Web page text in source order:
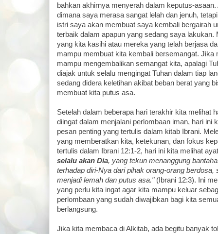
bahkan akhirnya menyerah dalam keputus-
dimana saya merasa sangat lelah dan jenuh,
istri saya akan membuat saya kembali bergairah
terbaik dalam apapun yang sedang saya lakukan.
yang kita kasihi atau mereka yang telah berjasa
mampu membuat kita kembali bersemangat. Jika
mampu mengembalikan semangat kita, apalagi
diajak untuk selalu mengingat Tuhan dalam tiap
sedang didera keletihan akibat beban berat yang
membuat kita putus asa.
Setelah dalam beberapa hari terakhir kita melihat
diingat dalam menjalani perlombaan iman, hari ini
pesan penting yang tertulis dalam kitab Ibrani.
yang memberatkan kita, ketekunan, dan fokus
tertulis dalam Ibrani 12:1-2, hari ini kita melihat
selalu akan Dia, yang tekun menanggung
terhadap diri-Nya dari pihak orang-orang berdosa,
menjadi lemah dan putus asa."(Ibrani 12:3). Ini
yang perlu kita ingat agar kita mampu keluar
perlombaan yang sudah diwajibkan bagi kita
berlangsung.
Jika kita membaca di Alkitab, ada begitu banyak